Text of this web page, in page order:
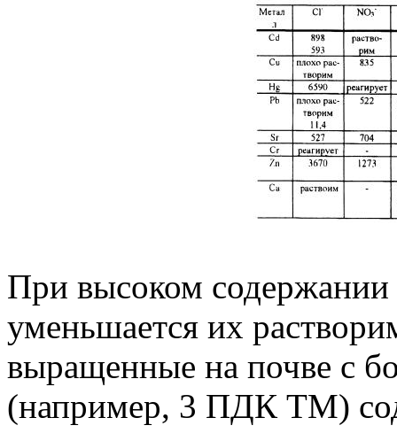
При высоком
уменьшается их
выращенные на почве с
(например, 3 ПДК TM)